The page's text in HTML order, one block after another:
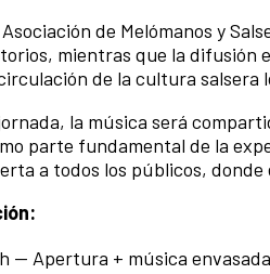
de Melómanos y
mientras que la difusión
de la cultura salsera
la música será
parte fundamental de la
a todos los públicos, donde
— Apertura + música envasada